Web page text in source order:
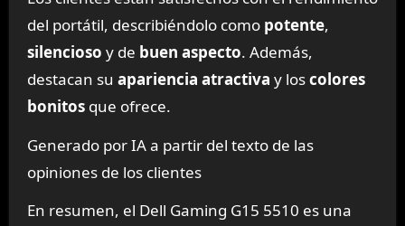
del portátil, describiéndolo como potente,
silencioso y de buen aspecto. Además,
destacan su apariencia atractiva y loscolores
bonitosque ofrece.
Generado por IA a partir del texto de las
opiniones de los clientes
En resumen, el Dell Gaming G15 5510 es una